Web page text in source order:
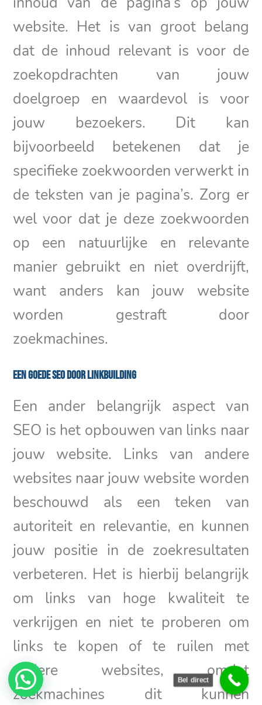
website. Het is van groot belang
dat de inhoud relevant is voor de
zoekopdrachten van jouw
doelgroep en waardevol is voor
jouw bezoekers. Dit kan
bijvoorbeeld betekenen dat je
specifieke zoekwoorden verwerkt in
de teksten van je pagina’s. Zorg er
wel voor dat je deze zoekwoorden
op een natuurlijke en relevante
manier gebruikt en niet overdrijft,
want anders kan jouw website
worden gestraft door
zoekmachines.
Een goede SEO door linkbuilding
Een ander belangrijk aspect van
SEO is het opbouwen van links naar
jouw website. Links van andere
websites naar jouw website worden
beschouwd als een teken van
autoriteit en relevantie, en kunnen
jouw positie in de zoekresultaten
verbeteren. Het is hierbij belangrijk
om links van hoge kwaliteit te
verkrijgen en niet te proberen om
links te kopen of te ruilen met
andere websites, omdat
zoekmachines dit kunnen
Bel direct